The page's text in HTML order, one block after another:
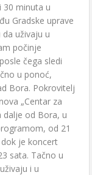
30 minuta u
Gradske uprave
uživaju u
počinje
čega sledi
u ponoć,
Bora. Pokrovitelj
„Centar za
dalje od Bora, u
od 21
je koncert
sata. Tačno u
i u